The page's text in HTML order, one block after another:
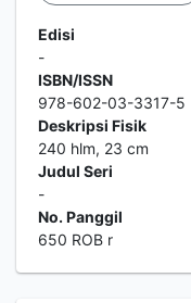
Edisi
-
ISBN/ISSN
978-602-03-3317-5
Deskripsi Fisik
240 hlm, 23 cm
Judul Seri
-
No. Panggil
650 ROB r